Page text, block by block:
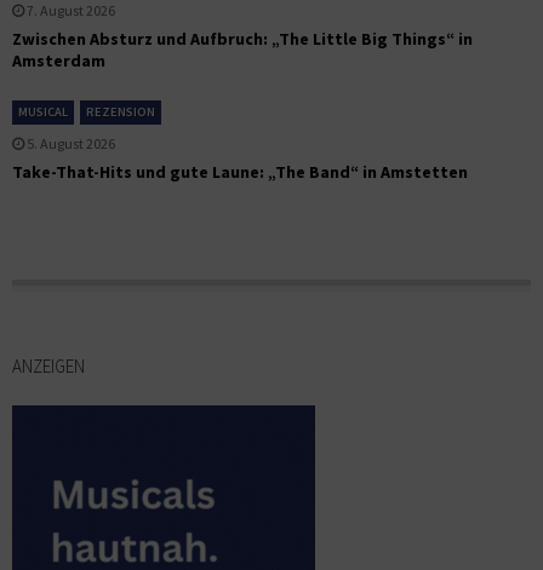
7. August 2026
Zwischen Absturz und Aufbruch: „The Little Big Things“ in
Amsterdam
MUSICAL REZENSION
5. August 2026
Take-That-Hits und gute Laune: „The Band“ in Amstetten
ANZEIGEN